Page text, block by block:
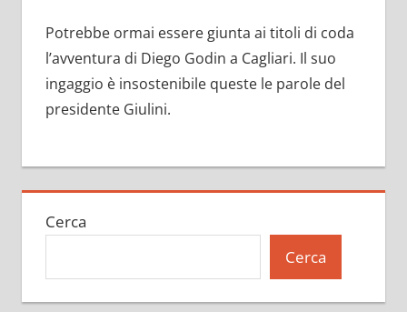
Potrebbe ormai essere giunta ai titoli di coda
l’avventura di Diego Godin a Cagliari. Il suo
ingaggio è insostenibile queste le parole del
presidente Giulini.
Cerca
Cerca